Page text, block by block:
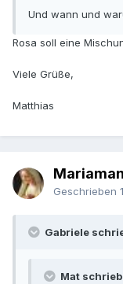
Und wann und
Rosa soll eine
Viele Grüße,
Matthias
Geschrieben
Gabriele
Mat